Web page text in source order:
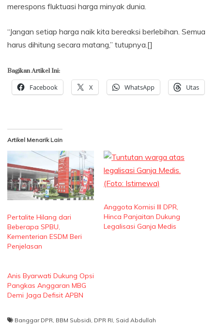
merespons fluktuasi harga minyak dunia.
“Jangan setiap harga naik kita bereaksi berlebihan. Semua
harus dihitung secara matang,” tutupnya.[]
Bagikan Artikel Ini:
Facebook X WhatsApp Utas
Artikel Menarik Lain
Pertalite Hilang dari
Beberapa SPBU,
Kementerian ESDM Beri
Penjelasan
Anggota Komisi III DPR,
Hinca Panjaitan Dukung
Legalisasi Ganja Medis
Anis Byarwati Dukung Opsi
Pangkas Anggaran MBG
Demi Jaga Defisit APBN
Banggar DPR, BBM Subsidi, DPR RI, Said Abdullah